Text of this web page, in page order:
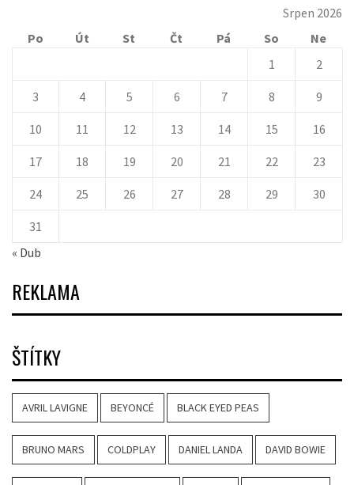
Srpen 2026
Po
Út St Čt Pá So
Ne
1
2
3 4 5 6 7 8 9
10 11 12 13 14 15 16
17 18 19 20 21 22 23
24 25 26 27 28 29 30
31
« Dub
REKLAMA
ŠTÍTKY
AVRIL LAVIGNE BEYONCÉ BLACK EYED PEAS
BRUNO MARS COLDPLAY DANIEL LANDA DAVID BOWIE